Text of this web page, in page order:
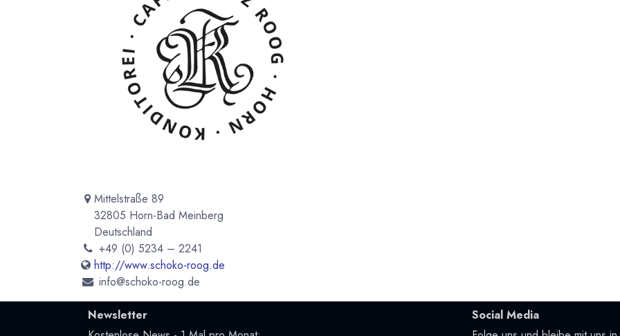
Mittelstraße 89
32805 Horn-Bad Meinberg
Deutschland
+49 (0) 5234 – 2241
http://www.schoko-roog.de
info@schoko-roog.de
Newsletter
Social Media